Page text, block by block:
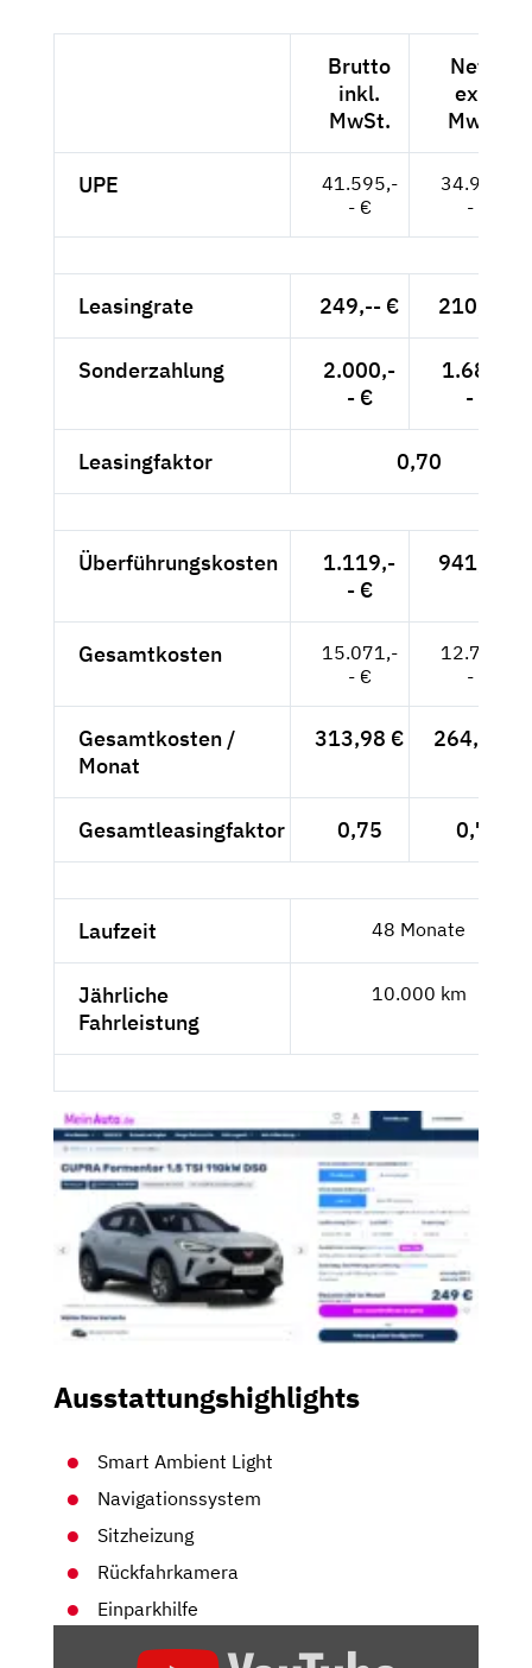
Brutto
inkl.
MwSt.
Netto
exkl.
MwSt.
UPE
41.595,-
- €
34.954,-
- €
Leasingrate 249,-- € 210,-- €
Sonderzahlung
2.000,-
- €
1.681,-
- €
Leasingfaktor 0,70
Überführungskosten
1.119,-
- €
941,-- €
Gesamtkosten
15.071,-
- €
12.702,-
- €
Gesamtkosten /
Monat
313,98 € 264,63 €
Gesamtleasingfaktor 0,75 0,76
Laufzeit 48 Monate
Jährliche
Fahrleistung
10.000 km
Ausstattungshighlights
Smart Ambient Light
Navigationssystem
Sitzheizung
Rückfahrkamera
Einparkhilfe